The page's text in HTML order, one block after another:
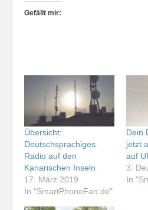
Gefällt mir:
Übersicht:
Deutschsprachiges
Radio auf den
Kanarischen Inseln
17. März 2019
In "SmartPhoneFan.de"
Dein
jetzt
auf
3.
In